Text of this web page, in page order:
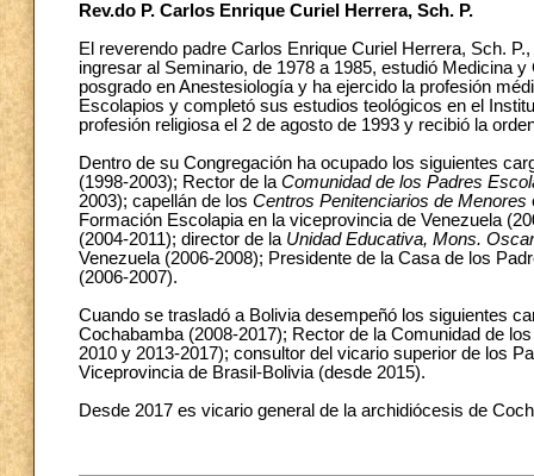
Rev.do P. Carlos Enrique Curiel Herrera, Sch. P.
El reverendo padre Carlos Enrique Curiel Herrera, Sch.
ingresar al Seminario, de 1978 a 1985, estudió Medicina
posgrado en Anestesiología y ha ejercido la profesión
Escolapios y completó sus estudios teológicos en el
profesión religiosa el 2 de agosto de 1993 y recibió la
Dentro de su Congregación ha ocupado los siguientes
(1998-2003); Rector de laComunidad de los Padres
2003); capellán de los Centros Penitenciarios de Menores
Formación Escolapia en la viceprovincia de Venezuela
(2004-2011); director de la Unidad Educativa, Mons.
Venezuela (2006-2008); Presidente de la Casa de los
(2006-2007).
Cuando se trasladó a Bolivia desempeñó los siguientes
Cochabamba (2008-2017); Rector de la Comunidad de
2010 y 2013-2017); consultor del vicario superior de los
Viceprovincia de Brasil-Bolivia (desde 2015).
Desde 2017 es vicario general de la archidiócesis de